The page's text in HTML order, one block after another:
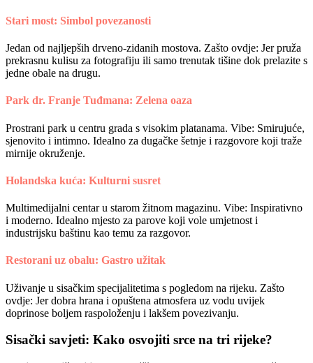
Stari most: Simbol povezanosti
Jedan od najljepših drveno-zidanih mostova. Zašto ovdje: Jer pruža
prekrasnu kulisu za fotografiju ili samo trenutak tišine dok prelazite s
jedne obale na drugu.
Park dr. Franje Tuđmana: Zelena oaza
Prostrani park u centru grada s visokim platanama. Vibe: Smirujuće,
sjenovito i intimno. Idealno za dugačke šetnje i razgovore koji traže
mirnije okruženje.
Holandska kuća: Kulturni susret
Multimedijalni centar u starom žitnom magazinu. Vibe: Inspirativno
i moderno. Idealno mjesto za parove koji vole umjetnost i
industrijsku baštinu kao temu za razgovor.
Restorani uz obalu: Gastro užitak
Uživanje u sisačkim specijalitetima s pogledom na rijeku. Zašto
ovdje: Jer dobra hrana i opuštena atmosfera uz vodu uvijek
doprinose boljem raspoloženju i lakšem povezivanju.
Sisački savjeti: Kako osvojiti srce na tri rijeke?